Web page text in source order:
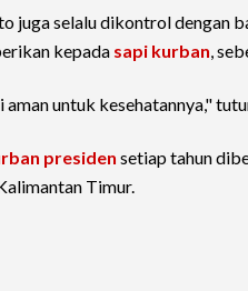
juga selalu dikontrol dengan
kepada sapi kurban,
aman untuk kesehatannya,"
presiden setiap tahun
Timur.